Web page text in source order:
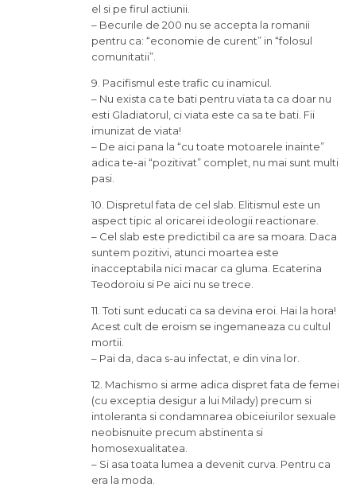
el si pe firul actiunii.
– Becurile de 200 nu se accepta la romanii
pentru ca: “economie de curent” in “folosul
comunitatii”.
9. Pacifismul este trafic cu inamicul.
– Nu exista ca te bati pentru viata ta ca doar nu
esti Gladiatorul, ci viata este ca sa te bati. Fii
imunizat de viata!
– De aici pana la “cu toate motoarele inainte”
adica te-ai “pozitivat” complet, nu mai sunt multi
pasi.
10. Dispretul fata de cel slab. Elitismul este un
aspect tipic al oricarei ideologii reactionare.
– Cel slab este predictibil ca are sa moara. Daca
suntem pozitivi, atunci moartea este
inacceptabila nici macar ca gluma. Ecaterina
Teodoroiu si Pe aici nu se trece.
11. Toti sunt educati ca sa devina eroi. Hai la hora!
Acest cult de eroism se ingemaneaza cu cultul
mortii.
– Pai da, daca s-au infectat, e din vina lor.
12. Machismo si arme adica dispret fata de femei
(cu exceptia desigur a lui Milady) precum si
intoleranta si condamnarea obiceiurilor sexuale
neobisnuite precum abstinenta si
homosexualitatea.
– Si asa toata lumea a devenit curva. Pentru ca
era la moda.